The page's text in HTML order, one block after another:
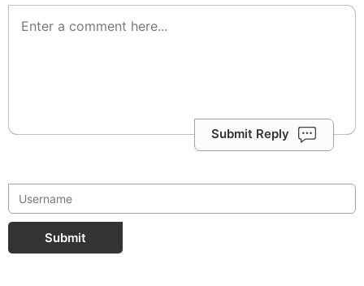
Submit Reply
Submit